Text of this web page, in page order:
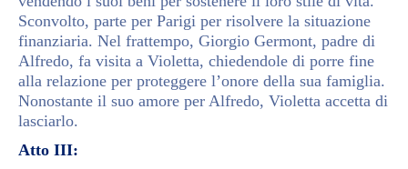
Sconvolto, parte per Parigi per risolvere la situazione
finanziaria. Nel frattempo, Giorgio Germont, padre di
Alfredo, fa visita a Violetta, chiedendole di porre fine
alla relazione per proteggere l’onore della sua famiglia.
Nonostante il suo amore per Alfredo, Violetta accetta di
lasciarlo.
Atto III: